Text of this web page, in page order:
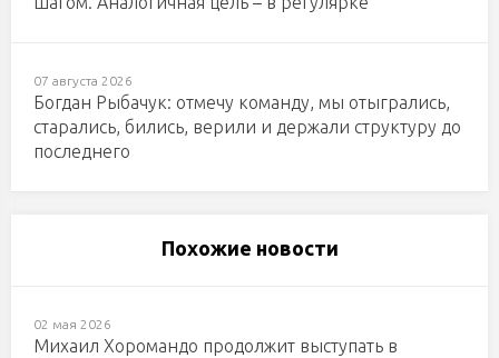
07 августа 2026
Богдан Рыбачук: отмечу команду, мы отыгрались,
старались, бились, верили и держали структуру до
последнего
Похожие новости
02 мая 2026
Михаил Хоромандо продолжит выступать в